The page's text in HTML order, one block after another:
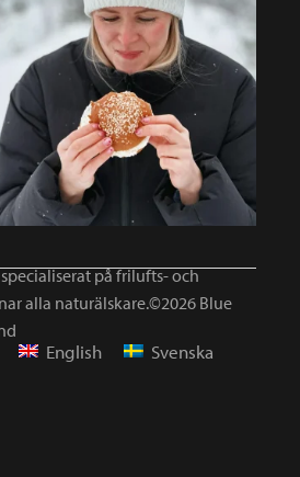
på frilufts- och
alla naturälskare.©2026 Blue
English Svenska